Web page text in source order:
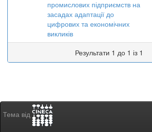
промислових підприємств на
засадах адаптації до
цифрових та економічних
викликів
Результати 1 до 1 із 1
Тема від